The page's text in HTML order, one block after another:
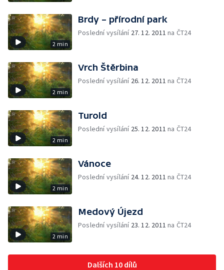
2 min
Brdy – přírodní park
Poslední vysílání 27. 12. 2011 na ČT24
2 min
Vrch Štěrbina
Poslední vysílání 26. 12. 2011 na ČT24
2 min
Turold
Poslední vysílání 25. 12. 2011 na ČT24
2 min
Vánoce
Poslední vysílání 24. 12. 2011 na ČT24
2 min
Medový Újezd
Poslední vysílání 23. 12. 2011 na ČT24
Dalších 10 dílů